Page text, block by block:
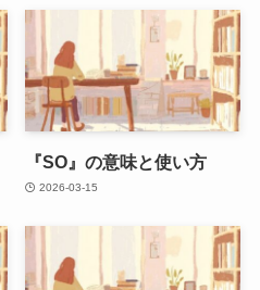
『SO』の意味と使い方
2026-03-15